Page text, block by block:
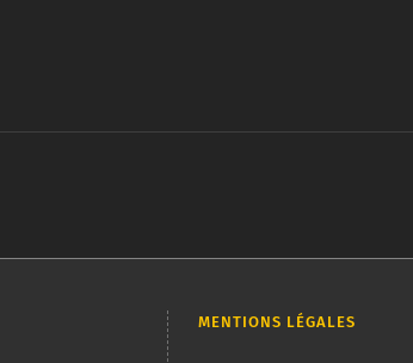
MENTIONS LÉGALES